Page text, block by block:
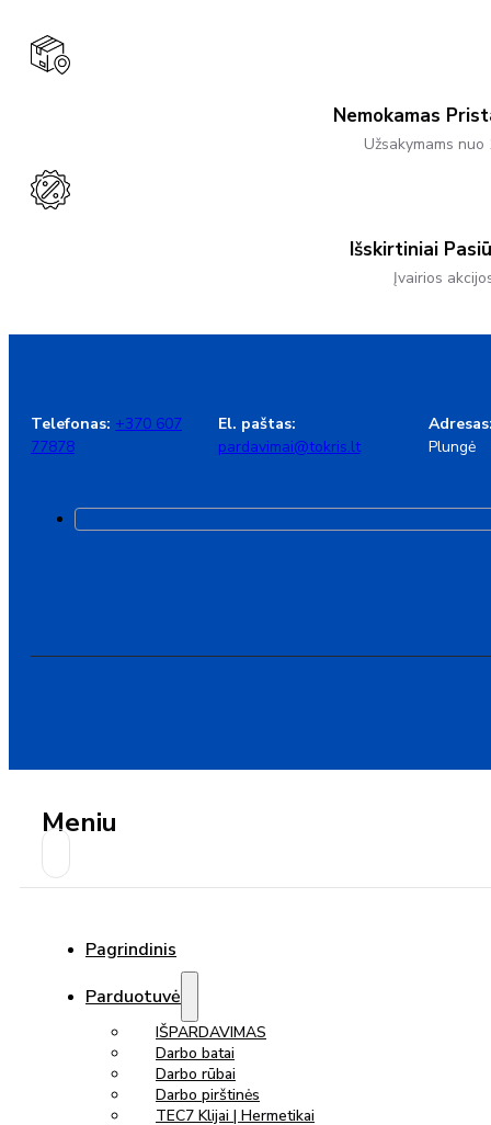
Be
Chosen
On
Nemokamas
Užsakymams nuo
Išskirtiniai
Įvairios
Telefonas: +370 607
77878
El. paštas:
pardavimai@tokris.lt
Plungė
Meniu
Pagrindinis
Parduotuvė
IŠPARDAVIMAS
Darbo batai
Darbo rūbai
Darbo pirštinės
TEC7 Klijai | Hermetikai